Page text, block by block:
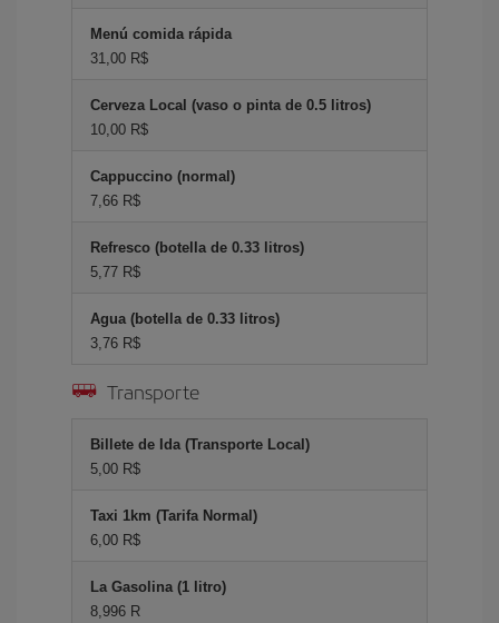
Menú comida rápida
31,00 R$
Cerveza Local (vaso o pinta de 0.5 litros)
10,00 R$
Cappuccino (normal)
7,66 R$
Refresco (botella de 0.33 litros)
5,77 R$
Agua (botella de 0.33 litros)
3,76 R$
Transporte
Billete de Ida (Transporte Local)
5,00 R$
Taxi 1km (Tarifa Normal)
6,00 R$
La Gasolina (1 litro)
8,996 R